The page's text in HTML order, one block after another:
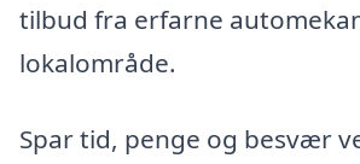
tilbud fra erfarne
lokalområde.
Spar tid, penge og besvær